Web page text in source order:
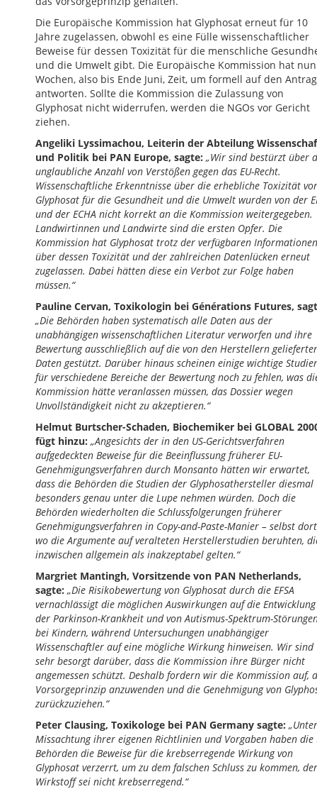
Die Europäische Kommission hat Glyphosat erneut für 10
Jahre zugelassen, obwohl es eine Fülle wissenschaftlicher
Beweise für dessen Toxizität für die menschliche
und die Umwelt gibt. Die Europäische Kommission hat
Wochen, also bis Ende Juni, Zeit, um formell auf den
antworten. Sollte die Kommission die Zulassung von
Glyphosat nicht widerrufen, werden die NGOs vor Gericht
ziehen.
Angeliki Lyssimachou, Leiterin der Abteilung
und Politik bei PAN Europe, sagte: „Wir sind bestürzt über
unglaubliche Anzahl von Verstößen gegen das EU-Recht.
Wissenschaftliche Erkenntnisse über die erhebliche Toxizität
Glyphosat für die Gesundheit und die Umwelt wurden von der
und der ECHA nicht korrekt an die Kommission weitergegeben.
Landwirtinnen und Landwirte sind die ersten Opfer. Die
Kommission hat Glyphosat trotz der verfügbaren Informationen
über dessen Toxizität und der zahlreichen Datenlücken erneut
zugelassen. Dabei hätten diese ein Verbot zur Folge haben
müssen.“
Pauline Cervan, Toxikologin bei Générations Futures,
„Die Behörden haben systematisch alle Daten aus der
unabhängigen wissenschaftlichen Literatur verworfen und ihre
Bewertung ausschließlich auf die von den Herstellern
Daten gestützt. Darüber hinaus scheinen einige wichtige
für verschiedene Bereiche der Bewertung noch zu fehlen, was
Kommission hätte veranlassen müssen, das Dossier wegen
Unvollständigkeit nicht zu akzeptieren.“
Helmut Burtscher-Schaden, Biochemiker bei GLOBAL
fügt hinzu: „Angesichts der in den US-Gerichtsverfahren
aufgedeckten Beweise für die Beeinflussung früherer EU-
Genehmigungsverfahren durch Monsanto hätten wir erwartet,
dass die Behörden die Studien der Glyphosathersteller diesmal
besonders genau unter die Lupe nehmen würden. Doch die
Behörden wiederholten die Schlussfolgerungen früherer
Genehmigungsverfahren in Copy-and-Paste-Manier – selbst dort
wo die Argumente auf veralteten Herstellerstudien beruhten,
inzwischen allgemein als inakzeptabel gelten.“
Margriet Mantingh, Vorsitzende von PAN Netherlands,
sagte: „Die Risikobewertung von Glyphosat durch die EFSA
vernachlässigt die möglichen Auswirkungen auf die Entwicklung
der Parkinson-Krankheit und von Autismus-Spektrum-
bei Kindern, während Untersuchungen unabhängiger
Wissenschaftler auf eine mögliche Wirkung hinweisen. Wir sind
sehr besorgt darüber, dass die Kommission ihre Bürger nicht
angemessen schützt. Deshalb fordern wir die Kommission auf,
Vorsorgeprinzip anzuwenden und die Genehmigung von
zurückzuziehen.“
Peter Clausing, Toxikologe bei PAN Germany sagte: „Unter
Missachtung ihrer eigenen Richtlinien und Vorgaben haben die
Behörden die Beweise für die krebserregende Wirkung von
Glyphosat verzerrt, um zu dem falschen Schluss zu kommen, der
Wirkstoff sei nicht krebserregend.“